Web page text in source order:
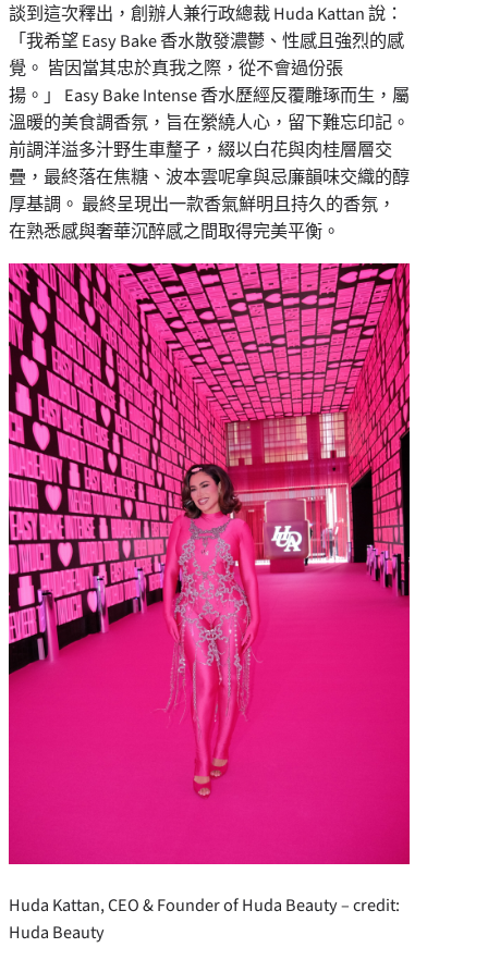
談到這次釋出，創辦人兼行政總裁 Huda Kattan 說：
「我希望 Easy Bake 香水散發濃鬱、性感且強烈的感
覺。 皆因當其忠於真我之際，從不會過份張
揚。」 Easy Bake Intense 香水歷經反覆雕琢而生，屬
溫暖的美食調香氛，旨在縈繞人心，留下難忘印記。
前調洋溢多汁野生車釐子，綴以白花與肉桂層層交
疊，最終落在焦糖、波本雲呢拿與忌廉韻味交織的醇
厚基調。 最終呈現出一款香氣鮮明且持久的香氛，
在熟悉感與奢華沉醉感之間取得完美平衡。
Huda Kattan, CEO & Founder of Huda Beauty – credit:
Huda Beauty